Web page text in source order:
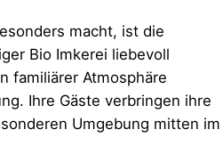
macht, ist die
Bio Imkerei liebevoll
familiärer Atmosphäre
Ihre Gäste verbringen ihre
Umgebung mitten im